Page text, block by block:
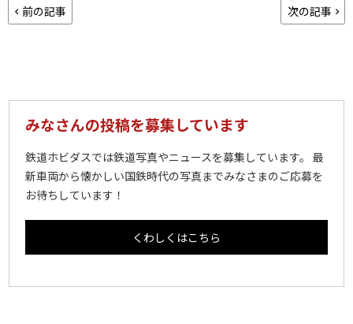
前の記事 次の記事
みなさんの投稿を募集しています
鉄道ホビダスでは鉄道写真やニュースを募集しています。 最
新車両から懐かしい国鉄時代の写真までみなさまのご応募を
お待ちしています！
くわしくはこちら